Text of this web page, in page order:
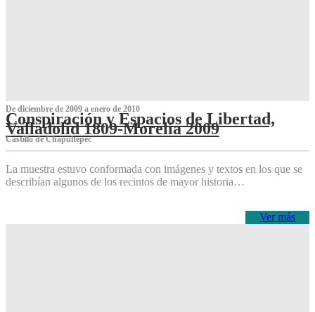
De diciembre de 2009 a enero de 2010
Conspiración y Espacios de Libertad,
Valladolid 1809-Morelia 2009
Castillo de Chapultepec
La muestra estuvo conformada con imágenes y textos en los que se
describían algunos de los recintos de mayor historia…
Ver más